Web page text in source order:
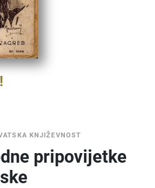
KNJIŽEVNOST
pripovijetke